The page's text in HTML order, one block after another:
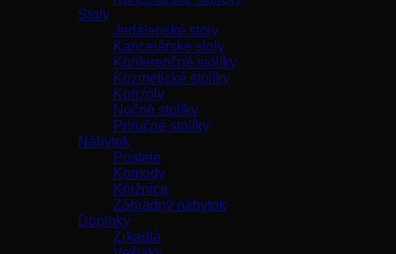
Stoly
Jedálenské stoly
Kancelárske stoly
Konferenčné stolíky
Kozmetické stolíky
Konzoly
Nočné stolíky
Príručné stolíky
Nábytok
Postele
Komody
Knižnice
Záhradný nábytok
Doplnky
Zrkadlá